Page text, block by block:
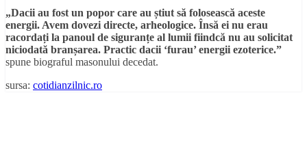
„Dacii au fost un popor care au știut să folosească aceste
energii. Avem dovezi directe, arheologice. Însă ei nu erau
racordați la panoul de siguranțe al lumii fiindcă nu au solicitat
niciodată branșarea. Practic dacii ‘furau’ energii ezoterice.”
spune biograful masonului decedat.
sursa: cotidianzilnic.ro